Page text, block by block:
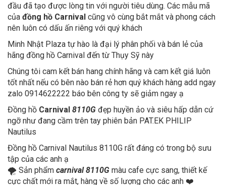
đầu đã tạo được lòng tin với người tiêu dùng. Các mẫu mã
của đồng hồ Carnival cũng vô cùng bắt mắt và phong cách
nên luôn có dấu ấn riêng với quý khách
Minh Nhật Plaza tự hào là đại lý phân phối và bán lẻ của
hãng đồng hồ Carnival đến từ Thụy Sỹ này
Chúng tôi cam kết bán hang chính hãng và cam kết giá luôn
tốt nhất nếu có bên nào bán rẻ hơn quý khách hàng add ngay
zalo 0914622222 báo bên công ty sẽ giảm ngay ạ
Đồng hồ Carnival 8110G đẹp huyền ảo và siêu hấp dẫn cứ
ngỡ như đang cầm trên tay phiên bản PAT.EK PHILIP
Nautilus
Đồng hồ Carnival Nautilus 8110G rất đáng có trong bộ sưu
tập của các anh ạ
🌪 Sản phẩm carnival 8110G màu cafe cực sang, thiết kế
cực chất mới ra mắt, hàng về số lượng cho các anh ❤️